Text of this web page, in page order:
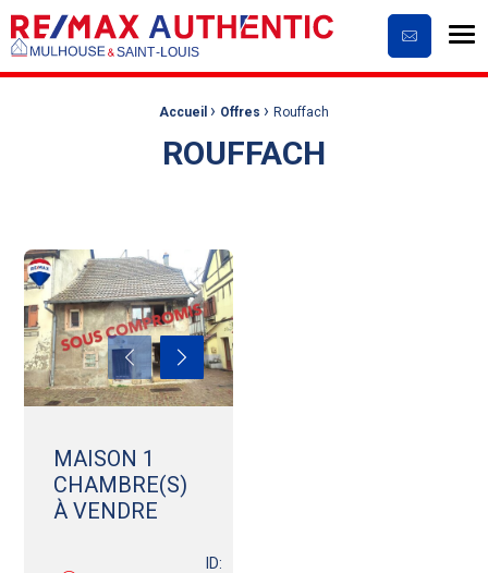
Accueil › Offres › Rouffach
ROUFFACH
MAISON 1
CHAMBRE(S)
À VENDRE
ID: